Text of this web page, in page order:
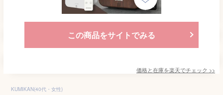
この商品をサイトでみる
価格と在庫を楽天でチェック >>
KUMIKAN(40代・女性)